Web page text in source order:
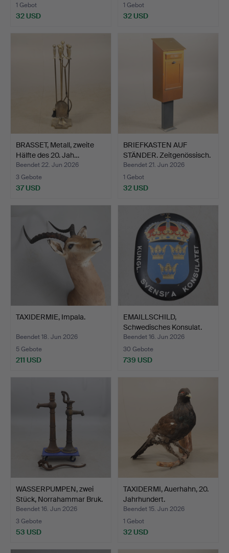
1 Gebot
32 USD
1 Gebot
32 USD
BRASSET, Metall, zweite
Hälfte des 20. Jah…
Beendet 22. Jun 2026
3 Gebote
37 USD
BRIEFKASTEN AUF
STÄNDER. Zeitgenössisch.
Beendet 21. Jun 2026
1 Gebot
32 USD
TAXIDERMIE, Impala.
Beendet 18. Jun 2026
5 Gebote
211 USD
EMAILLSCHILD,
Schwedisches Konsulat.
Beendet 16. Jun 2026
30 Gebote
739 USD
WASSERPUMPEN, zwei
Stück, Norrahammar Bruk.
Beendet 16. Jun 2026
3 Gebote
53 USD
TAXIDERMI, Auerhahn, 20.
Jahrhundert.
Beendet 15. Jun 2026
1 Gebot
32 USD